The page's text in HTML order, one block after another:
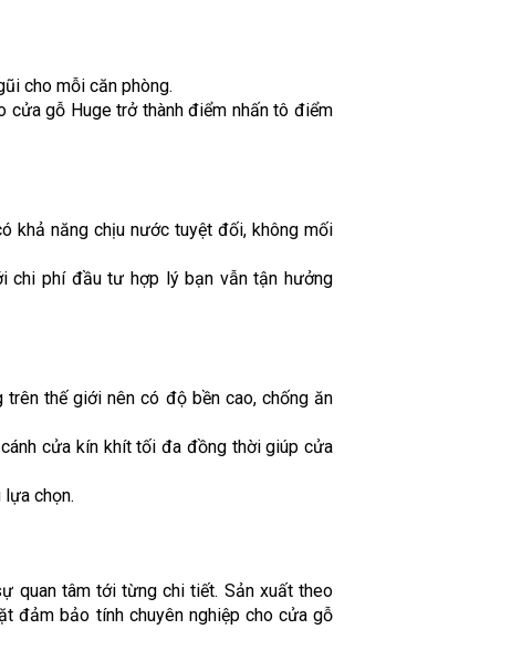
cho mỗi căn phòng.
cửa gỗ Huge trở thành điểm nhấn tô điểm
khả năng chịu nước tuyệt đối, không mối
chi phí đầu tư hợp lý bạn vẫn tận hưởng
thế giới nên có độ bền cao, chống ăn
cửa kín khít tối đa đồng thời giúp cửa
chọn.
quan tâm tới từng chi tiết. Sản xuất theo
đảm bảo tính chuyên nghiệp cho cửa gỗ